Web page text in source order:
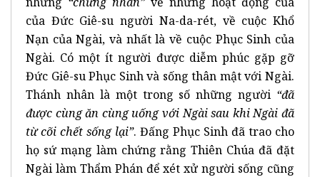
của Đức Giê-su người Na-da-rét, về cuộc Khổ
Nạn của Ngài, và nhất là về cuộc Phục Sinh của
Ngài. Có một ít người được diễm phúc gặp gỡ
Đức Giê-su Phục Sinh và sống thân mật với Ngài.
Thánh nhân là một trong số những người “đã
được cùng ăn cùng uống với Ngài sau khi Ngài đã
từ cõi chết sống lại”. Đấng Phục Sinh đã trao cho
họ sứ mạng làm chứng rằng Thiên Chúa đã đặt
Ngài làm Thẩm Phán để xét xử người sống cũng